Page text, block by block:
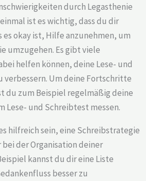
durch Legasthenie
ist es wichtig, dass du dir
es okay ist, Hilfe anzunehmen, um
umzugehen. Es gibt viele
helfen können, deine Lese- und
verbessern. Um deine Fortschritte
du zum Beispiel regelmäßig deine
Lese- und Schreibtest messen.
hilfreich sein, eine Schreibstrategie
der Organisation deiner
kannst du dir eine Liste
besser zu